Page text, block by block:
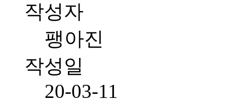
작성자
팽아진
작성일
20-03-11